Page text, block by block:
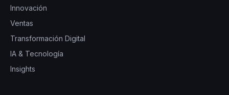
Innovación
Ventas
Transformación Digital
IA & Tecnología
Insights